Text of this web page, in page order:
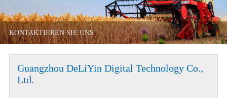
KONTAKTIEREN SIE UNS
Guangzhou DeLiYin Digital Technology Co.,
Ltd.